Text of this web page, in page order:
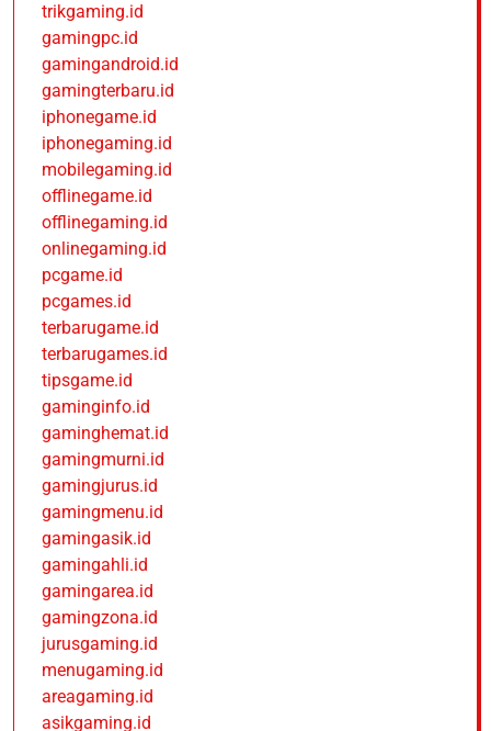
trikgaming.id
gamingpc.id
gamingandroid.id
gamingterbaru.id
iphonegame.id
iphonegaming.id
mobilegaming.id
offlinegame.id
offlinegaming.id
onlinegaming.id
pcgame.id
pcgames.id
terbarugame.id
terbarugames.id
tipsgame.id
gaminginfo.id
gaminghemat.id
gamingmurni.id
gamingjurus.id
gamingmenu.id
gamingasik.id
gamingahli.id
gamingarea.id
gamingzona.id
jurusgaming.id
menugaming.id
areagaming.id
asikgaming.id